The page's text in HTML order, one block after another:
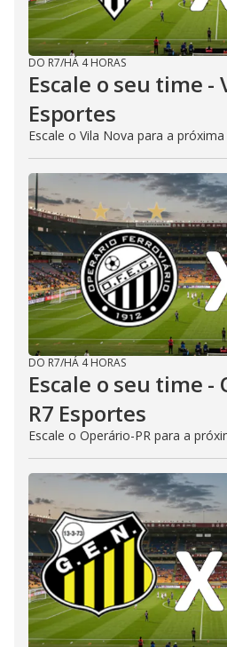
DO R7/HÁ 4 HORAS
Escale o seu time -
Esportes
Escale o Vila Nova para a
DO R7/HÁ 4 HORAS
Escale o seu time -
R7 Esportes
Escale o Operário-PR para a